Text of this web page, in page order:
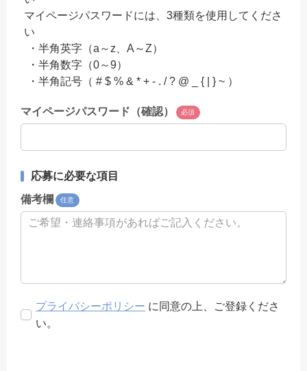
マイページパスワードには、3種類を使用してくださ
い
・半角英字（a～z、A～Z）
・半角数字（0～9）
・半角記号（ # $ % & * + - . / ? @ _ { | } ~ ）
マイページパスワード（確認） 必須
応募に必要な項目
備考欄
任意
プライバシーポリシー に同意の上、ご登録くださ
い。